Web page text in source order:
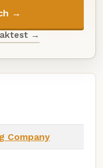
→
→
Company